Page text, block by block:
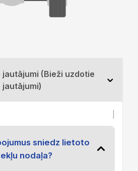
jautājumi (Bieži uzdotie
jautājumi)
sniedz lietoto
nodaļa?